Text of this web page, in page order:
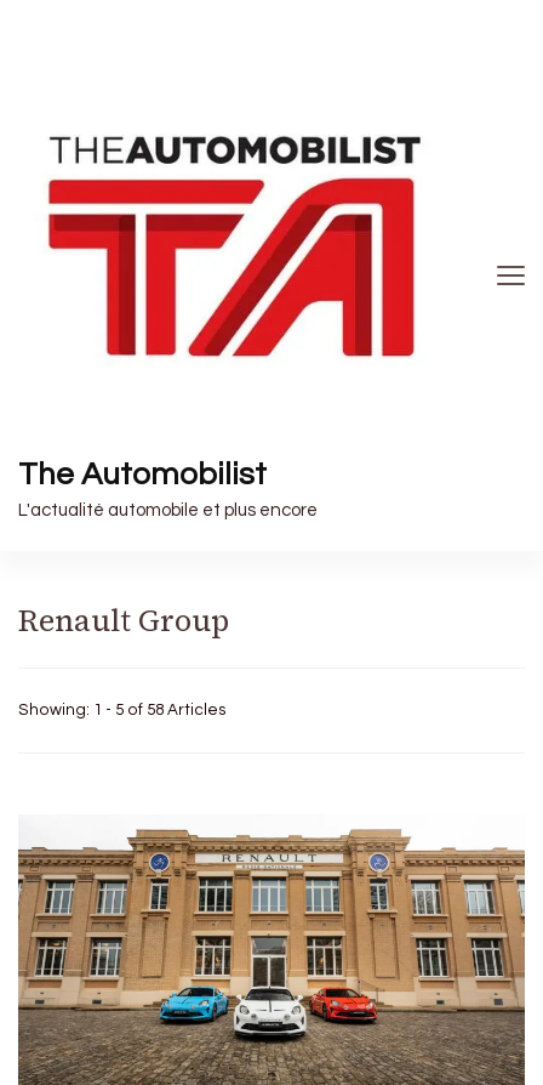
The Automobilist
L'actualité automobile et plus encore
Renault Group
Showing: 1 - 5 of 58 Articles